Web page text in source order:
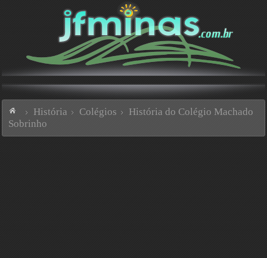
História Colégios
História do Colégio Machado
Sobrinho